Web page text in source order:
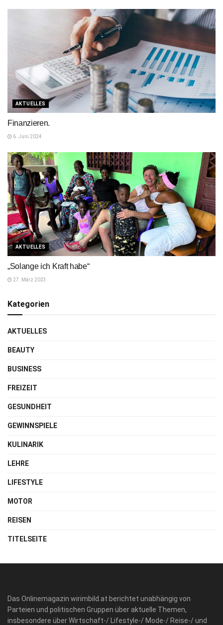
AKTUELLES
Finanzieren.
6. Juni 2024
AKTUELLES
„Solange ich Kraft habe“
27. März 2023
Kategorien
AKTUELLES
BEAUTY
BUSINESS
FREIZEIT
GESUNDHEIT
GEWINNSPIELE
KULINARIK
LEHRE
LIFESTYLE
MOTOR
REISEN
TITELSEITE
Das Onlinemagazin wirimbild.at berichtet unabhängig von
Parteien und politischen Gruppen über aktuelle Themen,
insbesondere über Wirtschaft-/ Lifestyle-/ Mode-/ Reise-/ und